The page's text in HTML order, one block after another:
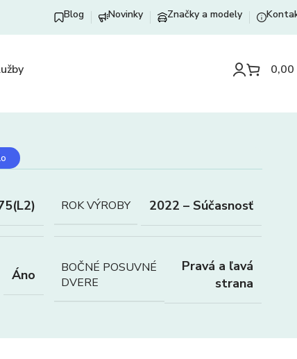
Blog Novinky Značky a modely
0,00
ROK VÝROBY 2022 – Súčasnosť
Áno
BOČNÉ POSUVNÉ
DVERE
Pravá a ľavá
strana